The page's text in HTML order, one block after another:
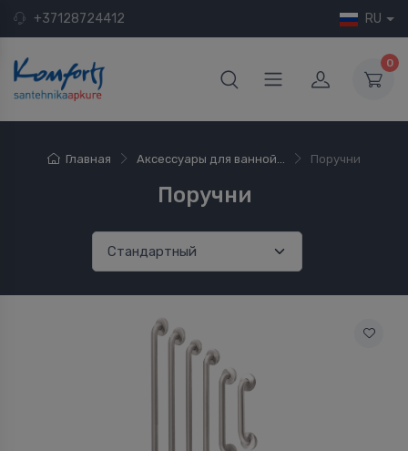
+37128724412 RU
0
Главная Аксессуары для ванной... Поручни
Поручни